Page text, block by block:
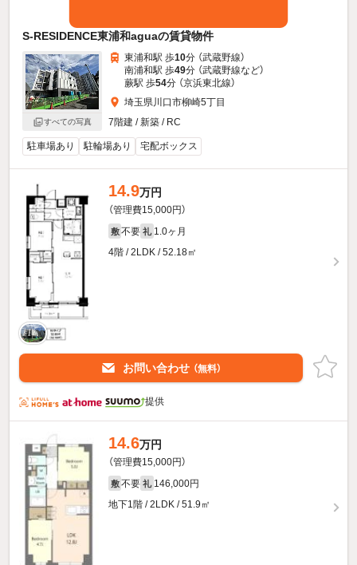
S-RESIDENCE東浦和aguaの賃貸物件
すべての写真
東浦和駅 歩10分 （武蔵野線）
南浦和駅 歩49分 （武蔵野線など）
蕨駅 歩54分 （京浜東北線）
埼玉県川口市柳崎5丁目
7階建 / 新築 / RC
駐車場あり 駐輪場あり 宅配ボックス
14.9万円
（管理費15,000円）
敷 不要 礼 1.0ヶ月
4階 / 2LDK / 52.18㎡
お問い合わせ （無料）
提供
14.6万円
（管理費15,000円）
敷 不要 礼 146,000円
地下1階 / 2LDK / 51.9㎡